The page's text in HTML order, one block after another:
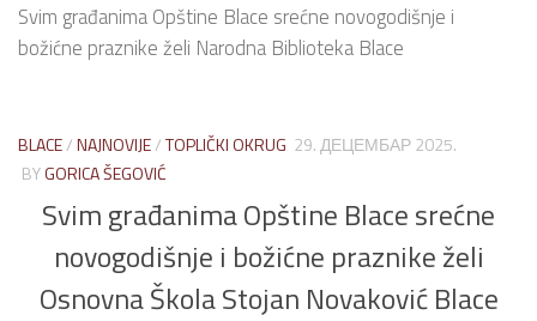
Svim građanima Opštine Blace srećne novogodišnje i
božićne praznike želi Narodna Biblioteka Blace
BLACE/NAJNOVIJE/TOPLIČKI OKRUG 29. ДЕЦЕМБАР 2025.
BYGORICA ŠEGOVIĆ
Svim građanima Opštine Blace srećne
novogodišnje i božićne praznike želi
Osnovna Škola Stojan Novaković Blace